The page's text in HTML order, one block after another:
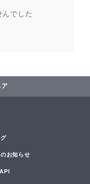
んでした
お知らせ